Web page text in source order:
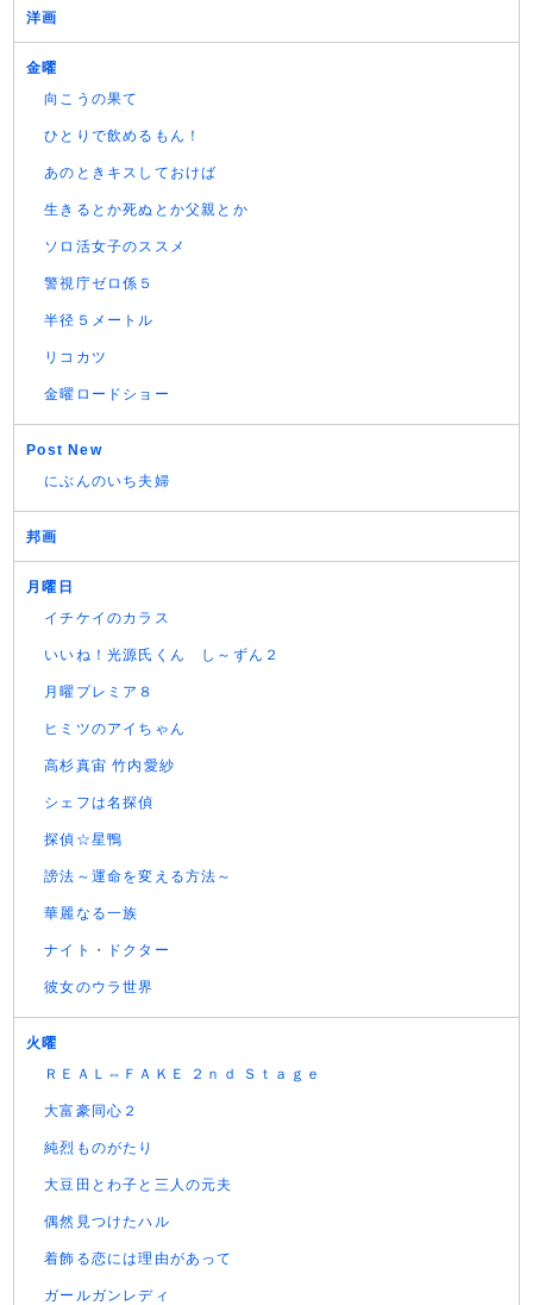
洋画
金曜
向こうの果て
ひとりで飲めるもん！
あのときキスしておけば
生きるとか死ぬとか父親とか
ソロ活女子のススメ
警視庁ゼロ係５
半径５メートル
リコカツ
金曜ロードショー
Post New
にぶんのいち夫婦
邦画
月曜日
イチケイのカラス
いいね！光源氏くん し～ずん２
月曜プレミア８
ヒミツのアイちゃん
高杉真宙 竹内愛紗
シェフは名探偵
探偵☆星鴨
謗法～運命を変える方法～
華麗なる一族
ナイト・ドクター
彼女のウラ世界
火曜
ＲＥＡＬ⇔ＦＡＫＥ ２ｎｄ Ｓｔａｇｅ
大富豪同心２
純烈ものがたり
大豆田とわ子と三人の元夫
偶然見つけたハル
着飾る恋には理由があって
ガールガンレディ